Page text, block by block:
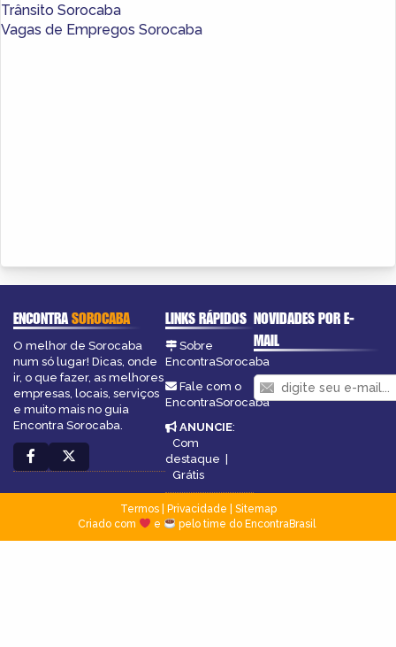
Trânsito Sorocaba
Vagas de Empregos Sorocaba
ENCONTRASOROCABA
O melhor de Sorocaba
num só lugar! Dicas, onde
ir, o que fazer, as melhores
empresas, locais, serviços
e muito mais no guia
Encontra Sorocaba.
LINKS RÁPIDOS
Sobre
EncontraSorocaba
Fale com o
EncontraSorocaba
ANUNCIE:
Com
destaque
Grátis
NOVIDADES POR E-
MAIL
Termos| Privacidade
Sitemap
Criado com
e pelo time do EncontraBrasil